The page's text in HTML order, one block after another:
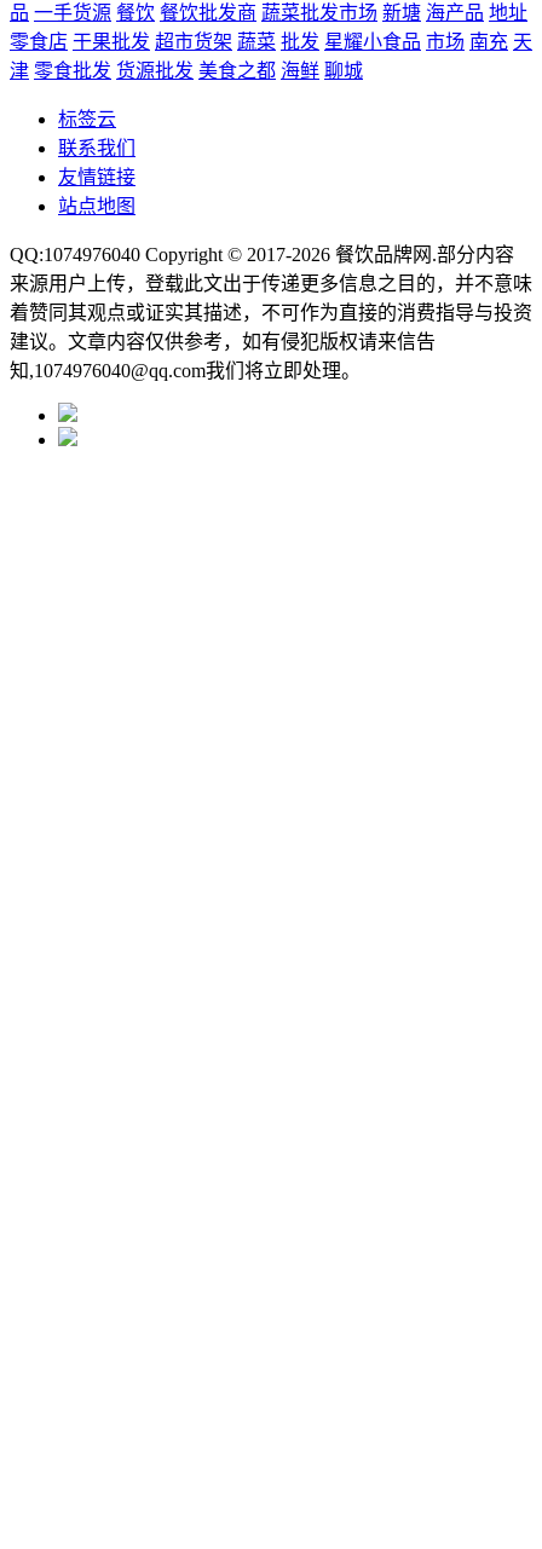
品 一手货源 餐饮 餐饮批发商 蔬菜批发市场 新塘 海产品 地址
零食店 干果批发 超市货架 蔬菜 批发 星耀小食品 市场 南充 天
津 零食批发 货源批发 美食之都 海鲜 聊城
标签云
联系我们
友情链接
站点地图
QQ:1074976040 Copyright © 2017-2026 餐饮品牌网 .部分内容
来源用户上传，登载此文出于传递更多信息之目的，并不意味
着赞同其观点或证实其描述，不可作为直接的消费指导与投资
建议。文章内容仅供参考，如有侵犯版权请来信告
知,1074976040@qq.com我们将立即处理。